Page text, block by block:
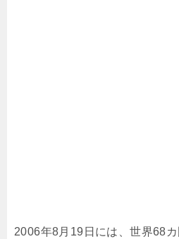
2006年8月19日には、世界68